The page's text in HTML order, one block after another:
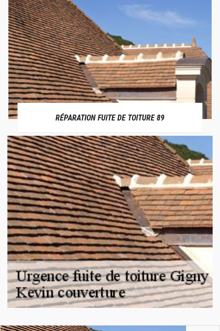
RÉPARATION FUITE DE TOITURE 89